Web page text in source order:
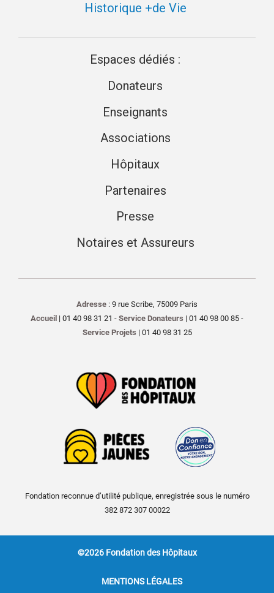
Historique +de Vie
Espaces dédiés :
Donateurs
Enseignants
Associations
Hôpitaux
Partenaires
Presse
Notaires et Assureurs
Adresse : 9 rue Scribe, 75009 Paris
Accueil | 01 40 98 31 21 - Service Donateurs | 01 40 98 00 85 -
Service Projets | 01 40 98 31 25
Fondation reconnue d’utilité publique, enregistrée sous le numéro
382 872 307 00022
©2026 Fondation des Hôpitaux
MENTIONS LÉGALES